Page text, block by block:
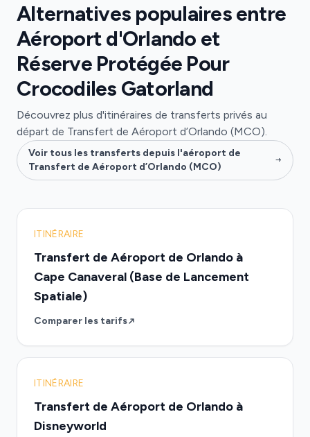
Alternatives populaires entre
Aéroport d'Orlando et
Réserve Protégée Pour
Crocodiles Gatorland
Découvrez plus d'itinéraires de transferts privés au
départ de Transfert de Aéroport d’Orlando (MCO).
Voir tous les transferts depuis l'aéroport de
Transfert de Aéroport d’Orlando (MCO)
ITINÉRAIRE
Transfert de Aéroport de Orlando à
Cape Canaveral (Base de Lancement
Spatiale)
Comparer les tarifs
ITINÉRAIRE
Transfert de Aéroport de Orlando à
Disneyworld